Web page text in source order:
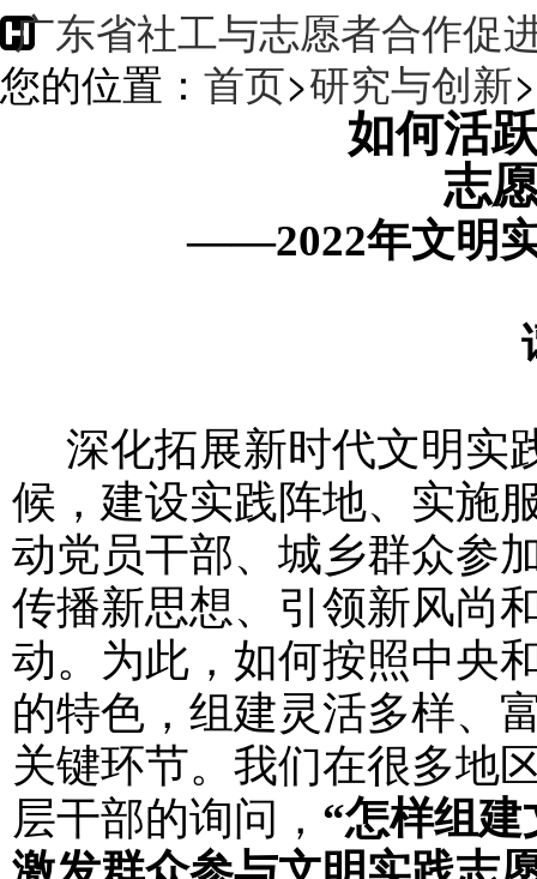
广东省社工与志愿者合作促
您的位置： 首页>研究与创新>
如何活
志
——2022年文明
深化拓展新时代文明实
候，建设实践阵地、实施
动党员干部、城乡群众参
传播新思想、引领新风尚
动。为此，如何按照中央
的特色，组建灵活多样、
关键环节。我们在很多地
层干部的询问， “怎样组